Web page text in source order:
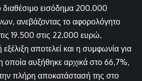
διαθέσιμο εισόδημα 200.000
ανεβάζοντας το αφορολόγητο
19.500 στις 22.000 ευρώ.
εξέλιξη αποτελεί και η συμφωνία για
οποία αυξήθηκε αρχικά στο 66,7%,
πλήρη αποκατάστασή της στο